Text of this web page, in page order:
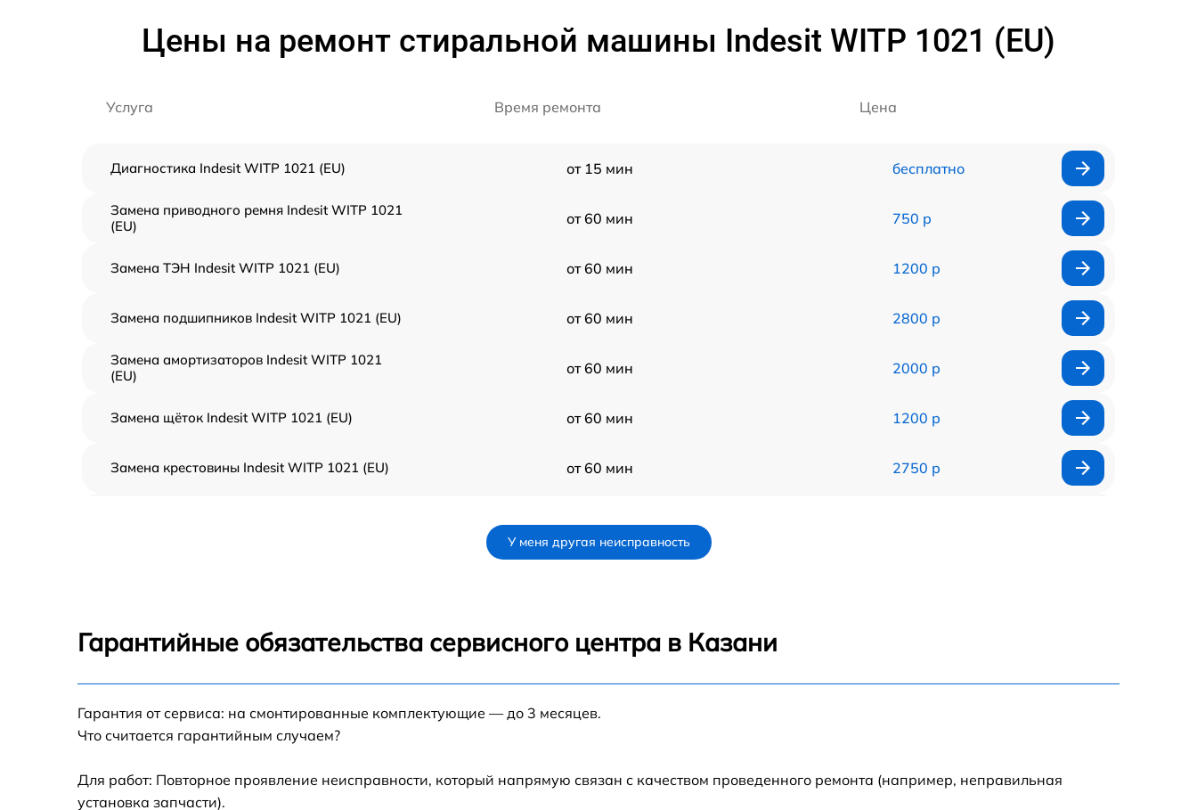
Цены на ремонт стиральной машины Indesit WITP 1021 (EU)
Услуга Время ремонта Цена
Диагностика Indesit WITP 1021 (EU) от 15 мин бесплатно
Замена приводного ремня Indesit WITP 1021
(EU)
от 60 мин 750 р
Замена ТЭН Indesit WITP 1021 (EU) от 60 мин 1200 р
Замена подшипников Indesit WITP 1021 (EU) от 60 мин 2800 р
Замена амортизаторов Indesit WITP 1021
(EU)
от 60 мин 2000 р
Замена щёток Indesit WITP 1021 (EU) от 60 мин 1200 р
Замена крестовины Indesit WITP 1021 (EU) от 60 мин 2750 р
Замена УБЛ Indesit WITP 1021 (EU) от 60 мин
WITP 1021 (EU)
У меня другая неисправность
Гарантийные обязательства сервисного центра в Казани
Гарантия от сервиса: на смонтированные комплектующие — до 3 месяцев.
Что считается гарантийным случаем?
Для работ: Повторное проявление неисправности, который напрямую связан с качеством проведенного ремонта (например, неправильная
установка запчасти).